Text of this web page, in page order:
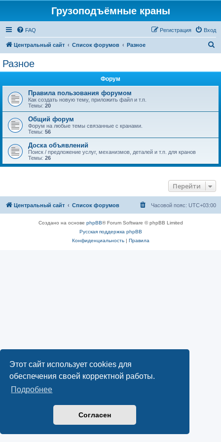
Этот сайт использует cookies для
обеспечения своей корректной работы.
Подробнее
Согласен
Грузоподъёмные краны
FAQ Вход
Регистрация
Центральный сайт Список форумов Разное
Разное
Форум
Правила пользования форумом
Как создать новую тему, приложить файл и т.п.
Темы: 20
Общий форум
Форум на любые темы связанные с кранами.
Темы: 56
Доска объявлений
Поиск / предложение услуг, механизмов, деталей и т.п. для кранов
Темы: 26
Перейти
Центральный сайт Список форумов Часовой пояс: UTC+03:00
Создано на основе phpBB® Forum Software © phpBB Limited
Русская поддержка phpBB
Конфиденциальность| Правила